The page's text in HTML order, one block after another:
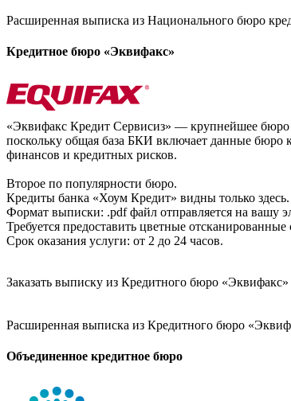
Расширенная выписка из Национального бюро
Кредитное бюро «Эквифакс»
«Эквифакс Кредит Сервисиз» — крупнейшее бюро
поскольку общая база БКИ включает данные бюро
финансов и кредитных рисков.
Второе по популярности бюро.
Кредиты банка «Хоум Кредит» видны только здесь.
Формат выписки: .pdf файл отправляется на вашу
Требуется предоставить цветные
Срок оказания услуги: от 2 до 24 часов.
Заказать выписку из Кредитного бюро
Расширенная выписка из Кредитного бюро
Объединенное кредитное бюро